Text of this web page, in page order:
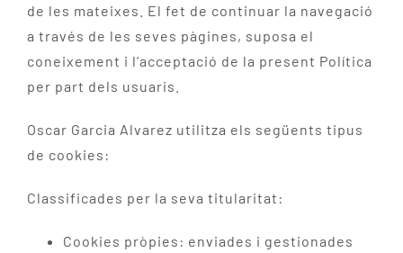
de les mateixes. El fet de continuar la navegació
a través de les seves pàgines, suposa el
coneixement i l’acceptació de la present Política
per part dels usuaris.
Oscar Garcia Alvarez utilitza els següents tipus
de cookies:
Classificades per la seva titularitat:
Cookies pròpies: enviades i gestionades